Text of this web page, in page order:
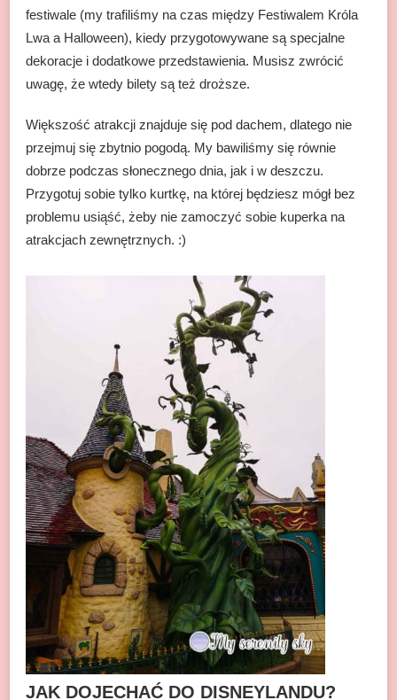
festiwale (my trafiliśmy na czas między Festiwalem Króla
Lwa a Halloween), kiedy przygotowywane są specjalne
dekoracje i dodatkowe przedstawienia. Musisz zwrócić
uwagę, że wtedy bilety są też droższe.
Większość atrakcji znajduje się pod dachem, dlatego nie
przejmuj się zbytnio pogodą. My bawiliśmy się równie
dobrze podczas słonecznego dnia, jak i w deszczu.
Przygotuj sobie tylko kurtkę, na której będziesz mógł bez
problemu usiąść, żeby nie zamoczyć sobie kuperka na
atrakcjach zewnętrznych. :)
JAK DOJECHAĆ DO DISNEYLANDU?